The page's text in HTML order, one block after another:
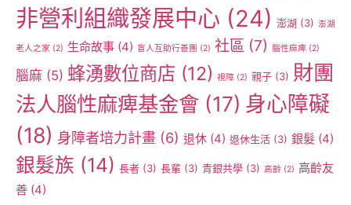
非營利組織發展中心 (24) 澎湖 (3) 澎湖
老人之家 (2) 生命故事 (4) 盲人互助行善團 (2) 社區 (7) 腦性麻痺 (2)
腦麻 (5) 蜂湧數位商店 (12) 視障 (2) 親子 (3) 財團
法人腦性麻痺基金會 (17) 身心障礙
(18) 身障者培力計畫 (6) 退休 (4) 退休生活 (3) 銀髮 (4)
銀髮族 (14) 長者 (3) 長輩 (3) 青銀共學 (3) 高齡 (2) 高齡友
善 (4)